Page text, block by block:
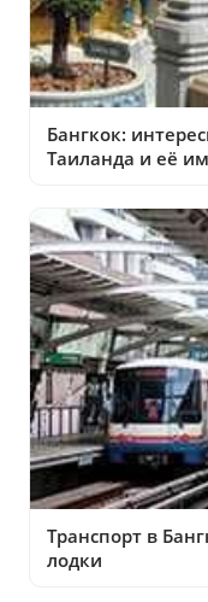
Бангкок:
Таиланда и её
Транспорт в
лодки